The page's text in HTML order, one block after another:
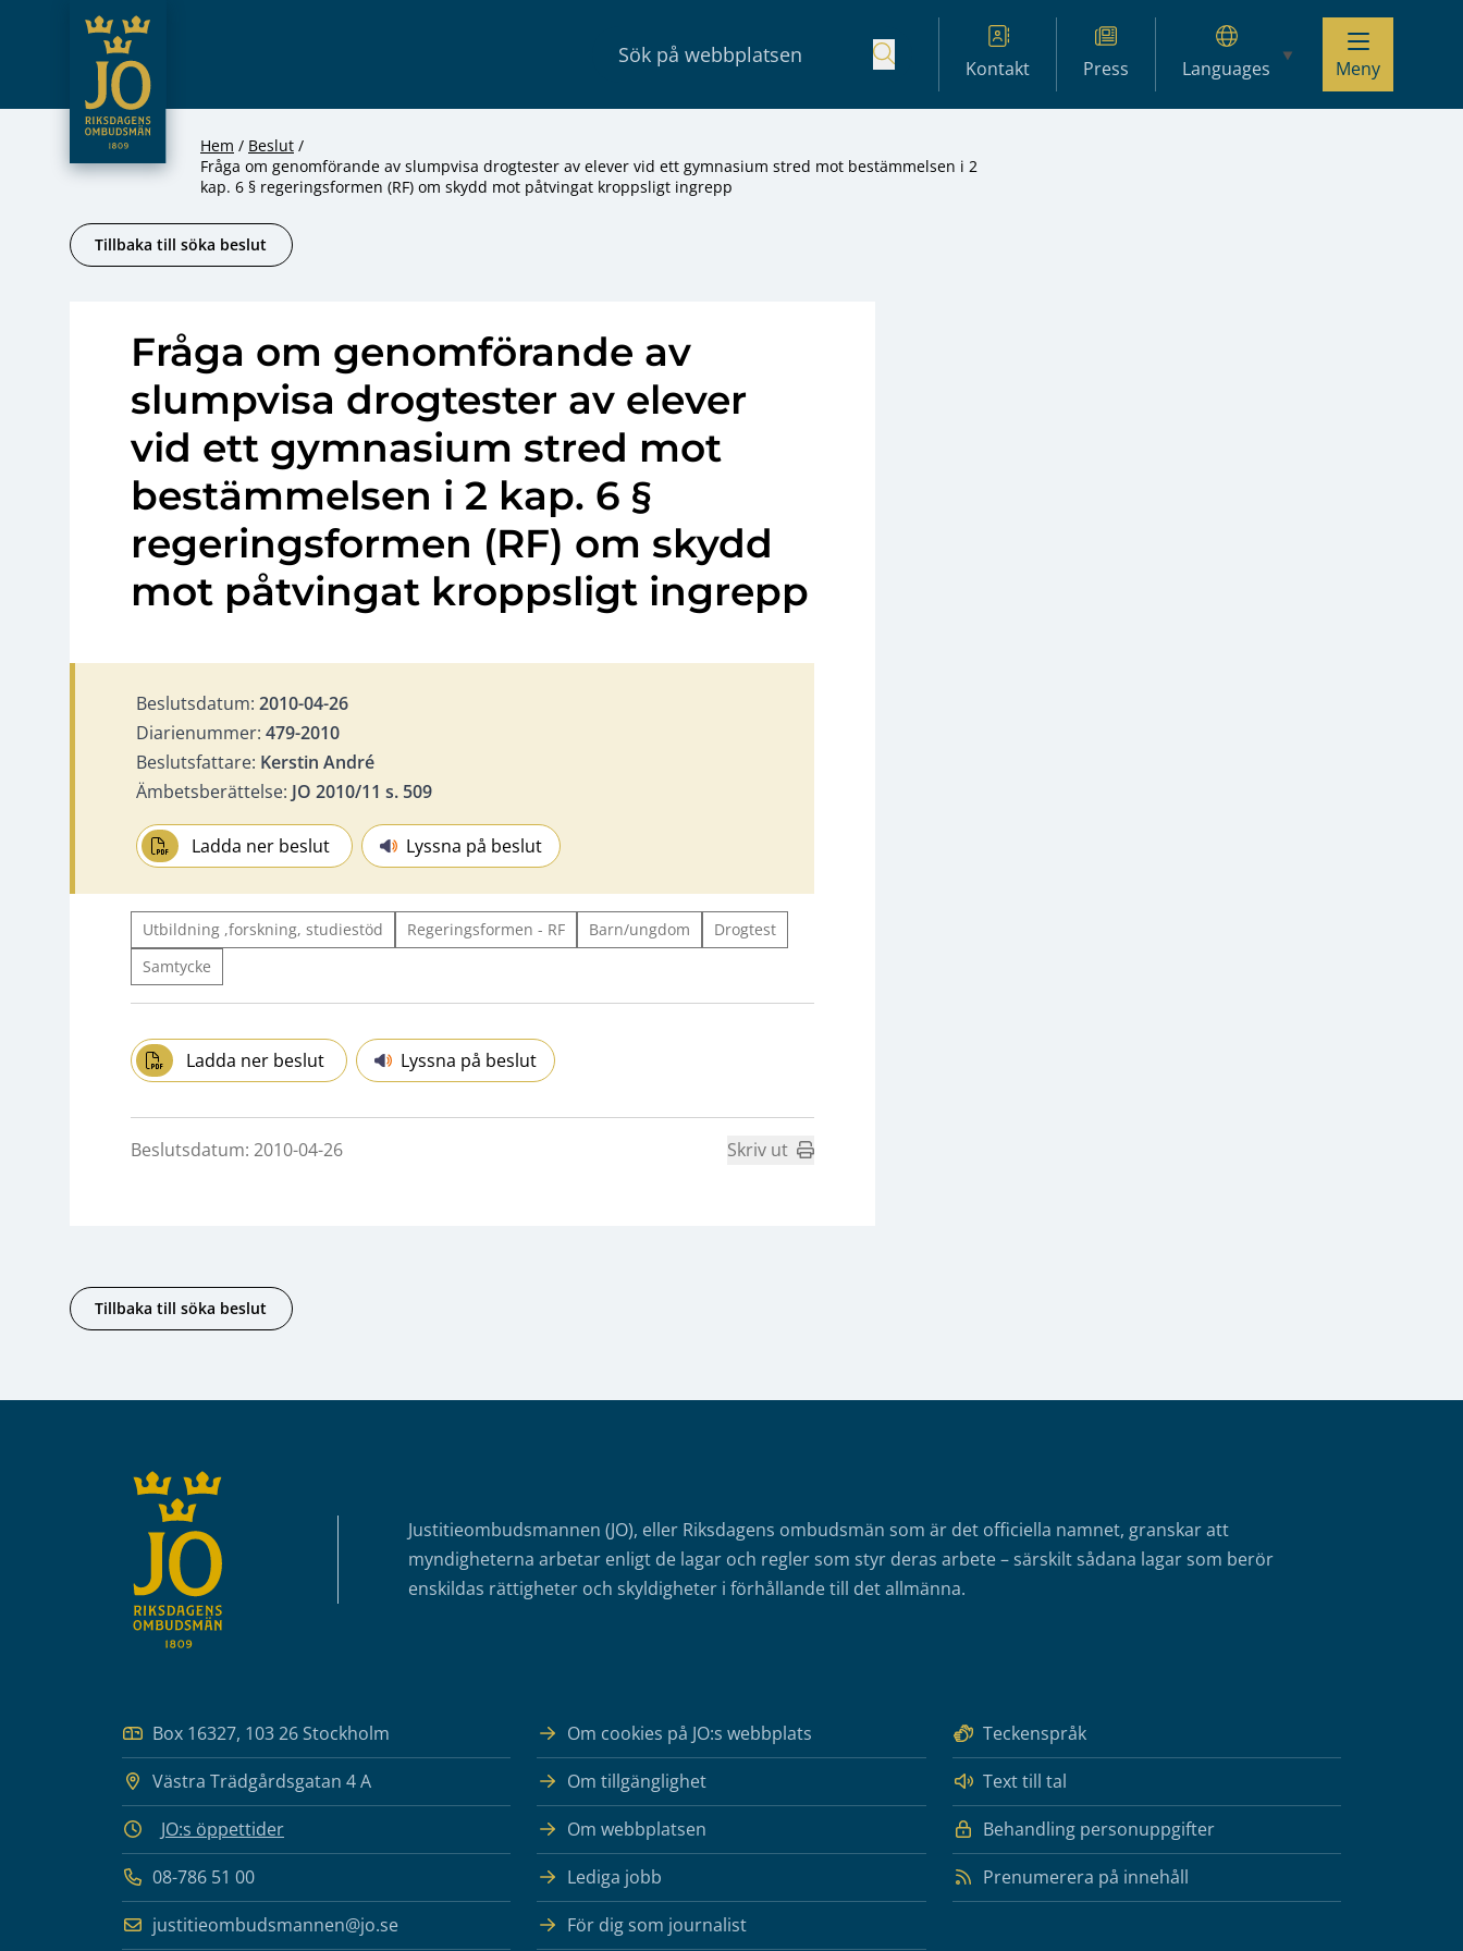
Hoppa till innehåll
JO – Riksdagens Ombudsmän
Kontakt Press Languages Meny
Hem
Beslut
Fråga om genomförande av slumpvisa drogtester av elever vid ett gymnasium stred mot bestämmelsen i 2
kap. 6 § regeringsformen (RF) om skydd mot påtvingat kroppsligt ingrepp
Tillbaka till söka beslut
Fråga om genomförande av
slumpvisa drogtester av elever
vid ett gymnasium stred mot
bestämmelsen i 2 kap. 6 §
regeringsformen (RF) om skydd
mot påtvingat kroppsligt ingrepp
Beslutsdatum: 2010-04-26
Diarienummer: 479-2010
Beslutsfattare: Kerstin André
Ämbetsberättelse: JO 2010/11 s. 509
Ladda ner beslut Lyssna på beslut
Utbildning ,forskning, studiestöd Regeringsformen - RF Barn/ungdom
Drogtest
Samtycke
Ladda ner beslut Lyssna på beslut
Beslutsdatum: 2010-04-26 Skriv ut
Tillbaka till söka beslut
Justitieombudsmannen (JO), eller Riksdagens ombudsmän som är det officiella namnet, granskar att
myndigheterna arbetar enligt de lagar och regler som styr deras arbete – särskilt sådana lagar som berör
enskildas rättigheter och skyldigheter i förhållande till det allmänna.
Box 16327, 103 26 Stockholm
Västra Trädgårdsgatan 4 A
JO:s öppettider
08-786 51 00
justitieombudsmannen@jo.se
Om cookies på JO:s webbplats
Teckenspråk
Om tillgänglighet
Text till tal
Om webbplatsen
Behandling personuppgifter
Lediga jobb
Prenumerera på innehåll
För dig som journalist